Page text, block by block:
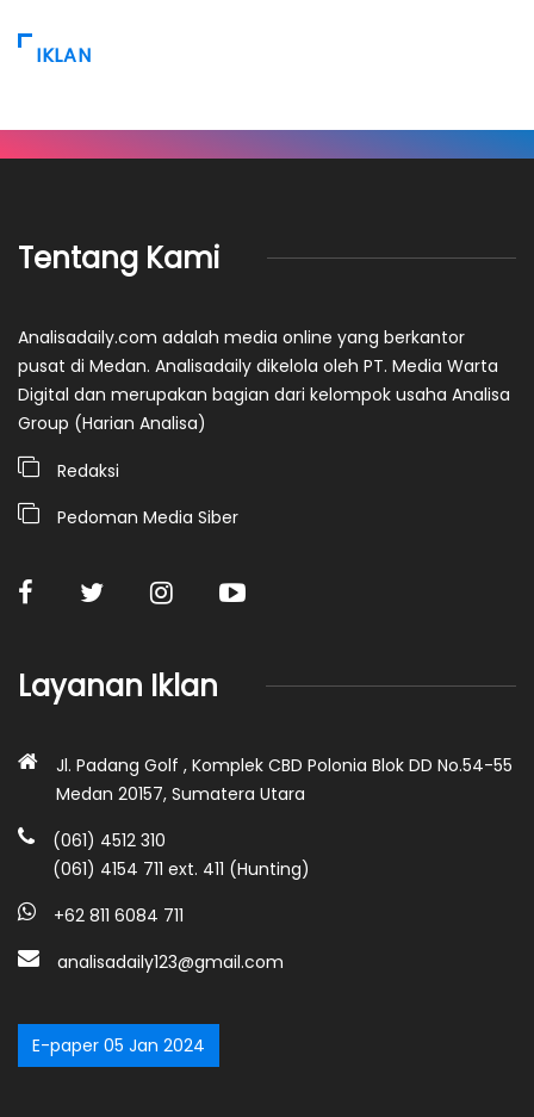
IKLAN
Tentang Kami
Analisadaily.com adalah media online yang berkantor
pusat di Medan. Analisadaily dikelola oleh PT. Media Warta
Digital dan merupakan bagian dari kelompok usaha Analisa
Group (Harian Analisa)
Redaksi
Pedoman Media Siber
Layanan Iklan
Jl. Padang Golf , Komplek CBD Polonia Blok DD No.54-55
Medan 20157, Sumatera Utara
(061) 4512 310
(061) 4154 711 ext. 411 (Hunting)
+62 811 6084 711
analisadaily123@gmail.com
E-paper 05 Jan 2024